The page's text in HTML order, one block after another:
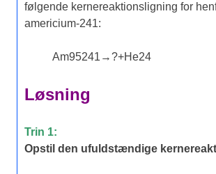
følgende kernereaktionsligning for
americium-241:
Am95241 →?+He24
Løsning
Trin 1:
Opstil den ufuldstændige